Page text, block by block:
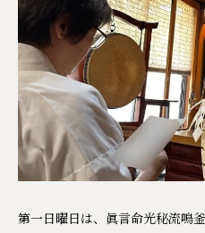
第一日曜日は、眞言命光秘流鳴